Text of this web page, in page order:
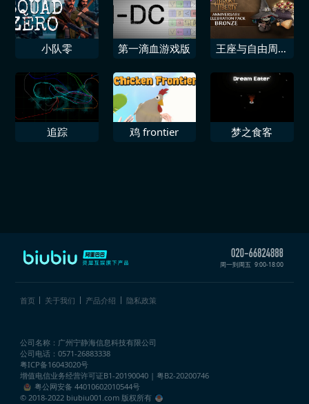
小队零 第一滴血游戏版
王座与自由周年
追踪 鸡 frontier 梦之食客
周一到周五 9:00-18:00
首页 关于我们 产品介绍 隐私政策
公司名称：广州宁静海信息科技有限公司
公司电话：0571-26883338
粤ICP备16043020号
增值电信业务经营许可证B1-20190040 | 粤B2-20200746
粤公网安备 44010602010544号
© 2018-2022 biubiu001.com 版权所有